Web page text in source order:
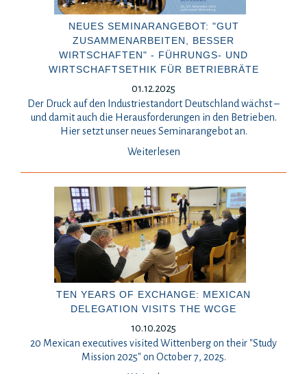
NEUES SEMINARANGEBOT: "GUT
ZUSAMMENARBEITEN, BESSER
WIRTSCHAFTEN" - FÜHRUNGS- UND
WIRTSCHAFTSETHIK FÜR BETRIEBRÄTE
01.12.2025
Der Druck auf den Industriestandort Deutschland wächst –
und damit auch die Herausforderungen in den Betrieben.
Hier setzt unser neues Seminarangebot an.
Weiterlesen
TEN YEARS OF EXCHANGE: MEXICAN
DELEGATION VISITS THE WCGE
10.10.2025
20 Mexican executives visited Wittenberg on their "Study
Mission 2025" on October 7, 2025.